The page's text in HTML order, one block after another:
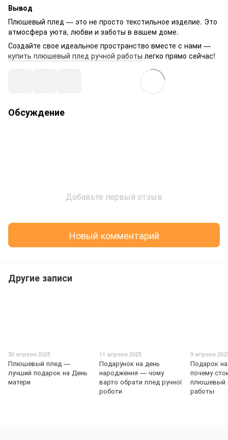
Вывод
Плюшевый плед — это не просто текстильное изделие. Это
атмосфера уюта, любви и заботы в вашем доме.
Создайте свое идеальное пространство вместе с нами —
купить плюшевый плед ручной работы легко прямо сейчас!
Обсуждение
Добавьте первый отзыв
Новый комментарий
Другие записи
30 апреля 2025
Плюшевый плед —
лучший подарок на День
матери
11 апреля 2025
Подарунок на день
народження — чому
варто обрати плед ручної
роботи
9 апреля
Подарок
почему
плюшевый
работы